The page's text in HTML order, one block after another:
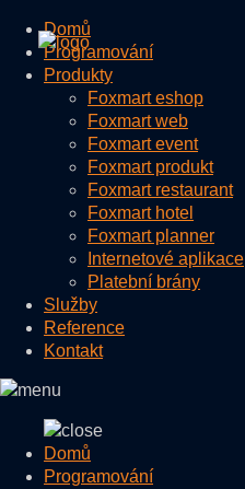
Domů
Programování
Produkty
Foxmart eshop
Foxmart web
Foxmart event
Foxmart produkt
Foxmart restaurant
Foxmart hotel
Foxmart planner
Internetové aplikace
Platební brány
Služby
Reference
Kontakt
Domů
Programování